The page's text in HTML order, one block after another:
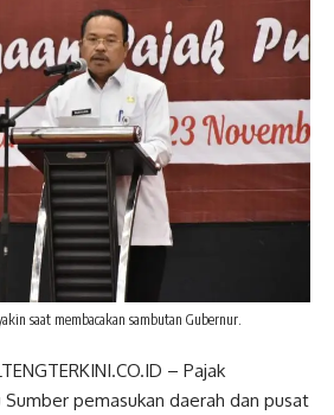
saat membacakan sambutan Gubernur.
– Pajak
pemasukan daerah dan pusat